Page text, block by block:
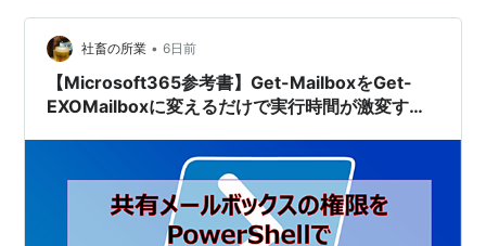
社畜の所業 • 6日前
【Microsoft365参考書】Get-MailboxをGet-
EXOMailboxに変えるだけで実行時間が激変する